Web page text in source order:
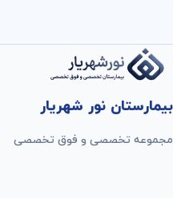
بیمارستان نور شهریار
مجموعه تخصصی و فوق تخصصی